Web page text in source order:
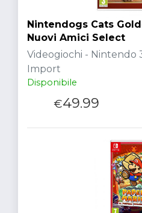
Nintendogs Cats
Nuovi Amici Select
Videogiochi - Nintendo
Import
Disponibile
€49.99